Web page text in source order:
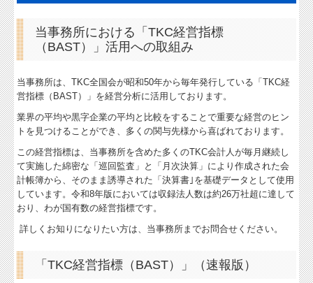
リンク集
関与先向け融資商品ご紹介
経営者お役立ち情報
経営者オススメ情報
Q&A経営相談
税務カレンダー
税務Q&A
社長メニューASP版
当事務所における「TKC経営指標
（BAST）」活用への取組み
当事務所は、TKC全国会が昭和50年から毎年発行している「TKC経
営指標（BAST）」を経営分析に活用しております。
業界の平均や黒字企業の平均と比較をすることで重要な経営のヒン
トを見つけることができ、多くの関与先様から喜ばれております。
この経営指標は、当事務所を含めた多くのTKC会計人が毎月継続し
て実施した綿密な「巡回監査」と「月次決算」により作成された会
計帳簿から、そのまま誘導された「決算書｣を基礎データとして使用
しています。令和8年版においては収録法人数は約26万社超に達して
おり、わが国有数の経営指標です。
詳しくお知りになりたい方は、当事務所までお問合せください。
「TKC経営指標（BAST）」（速報版）